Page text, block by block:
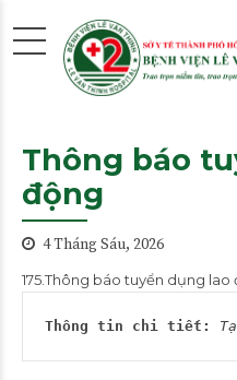
Thông báo
động
4 Tháng Sáu, 2026
175.Thông báo tuyển dụng lao
Thông tin chi tiết: